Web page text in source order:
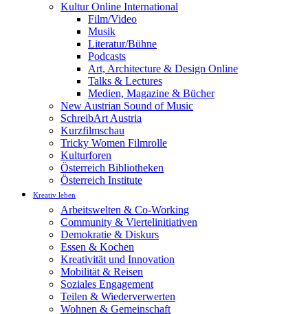
Kultur Online International
Film/Video
Musik
Literatur/Bühne
Podcasts
Art, Architecture & Design Online
Talks & Lectures
Medien, Magazine & Bücher
New Austrian Sound of Music
SchreibArt Austria
Kurzfilmschau
Tricky Women Filmrolle
Kulturforen
Österreich Bibliotheken
Österreich Institute
Kreativ leben
Arbeitswelten & Co-Working
Community & Viertelinitiativen
Demokratie & Diskurs
Essen & Kochen
Kreativität und Innovation
Mobilität & Reisen
Soziales Engagement
Teilen & Wiederverwerten
Wohnen & Gemeinschaft